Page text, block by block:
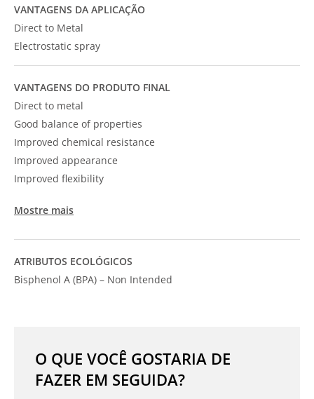
VANTAGENS DA APLICAÇÃO
Direct to Metal
Electrostatic spray
VANTAGENS DO PRODUTO FINAL
Direct to metal
Good balance of properties
Improved chemical resistance
Improved appearance
Improved flexibility
Mostre mais
ATRIBUTOS ECOLÓGICOS
Bisphenol A (BPA) – Non Intended
O QUE VOCÊ GOSTARIA DE
FAZER EM SEGUIDA?